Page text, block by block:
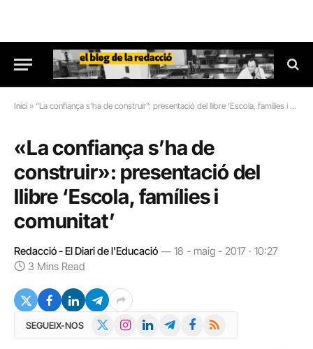
Inici » “La confiança s’ha de construir”: presentació del llibre ‘Escola, famílies i comunitat’
«La confiança s’ha de
construir»: presentació del
llibre ‘Escola, famílies i
comunitat’
Redacció - El Diari de l'Educació
18 - maig - 2017 · 10:27
3 Mins Read
SEGUEIX-NOS InstagramLinkedInTelegramFacebook
RSS